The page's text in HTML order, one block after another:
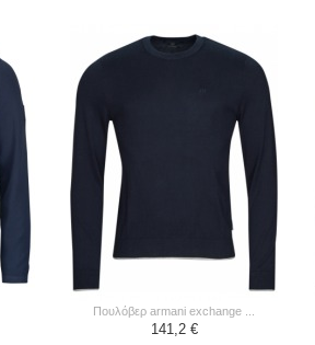
πουλόβερ armani exchange ...
141,2 €